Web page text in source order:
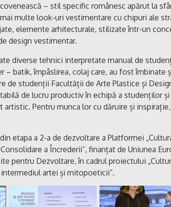
– stil specific românesc apărut la
multe look-uri vestimentare cu chipuri ale
elemente arhitecturale, stilizate într-un
design vestimentar.
diverse tehnici interpretate manual de
– batik, împâslirea, colaj care, au fost îmbinate
de studenții Facultății de Arte Plastice și
de lucru productiv în echipă a studenților
artistic. Pentru munca lor cu dăruire și
etapa a 2-a de dezvoltare a Platformei
a Încrederii”, finanțat de Uniunea
pentru Dezvoltare, în cadrul proiectului
artei și mitopoeticii”.